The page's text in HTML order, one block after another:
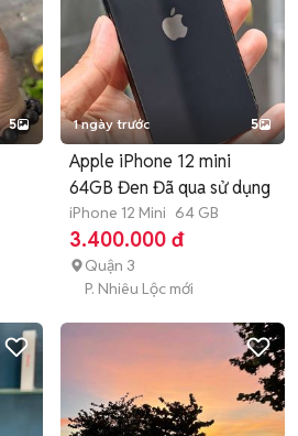
5 1 ngày trước 5
Apple iPhone 12 mini
64GB Đen Đã qua sử dụng
iPhone 12 Mini 64 GB
3.400.000 đ
Quận 3
P. Nhiêu Lộc mới